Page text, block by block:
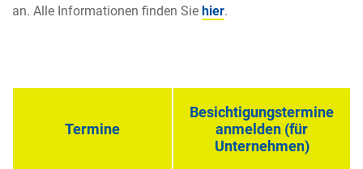
an. Alle Informationen finden Sie hier.
Termine
Besichtigungstermine
anmelden (für
Unternehmen)